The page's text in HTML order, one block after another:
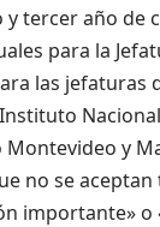
y tercer año de
para la
las jefaturas
Montevideo y
no se
importante» o